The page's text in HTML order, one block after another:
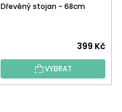
Dřevěný stojan - 68cm
399 Kč
VYBRAT